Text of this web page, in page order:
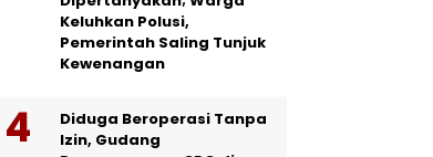
Keluhkan Polusi,
Pemerintah Saling Tunjuk
Kewenangan
Diduga Beroperasi Tanpa
Izin, Gudang